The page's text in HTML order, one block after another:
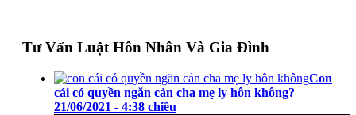
Tư Vấn Luật Hôn Nhân Và Gia Đình
Con
cái có quyền ngăn cản cha mẹ ly hôn không?
21/06/2021 - 4:38 chiều